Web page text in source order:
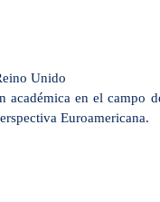
Unido
en el campo
Euroamericana.